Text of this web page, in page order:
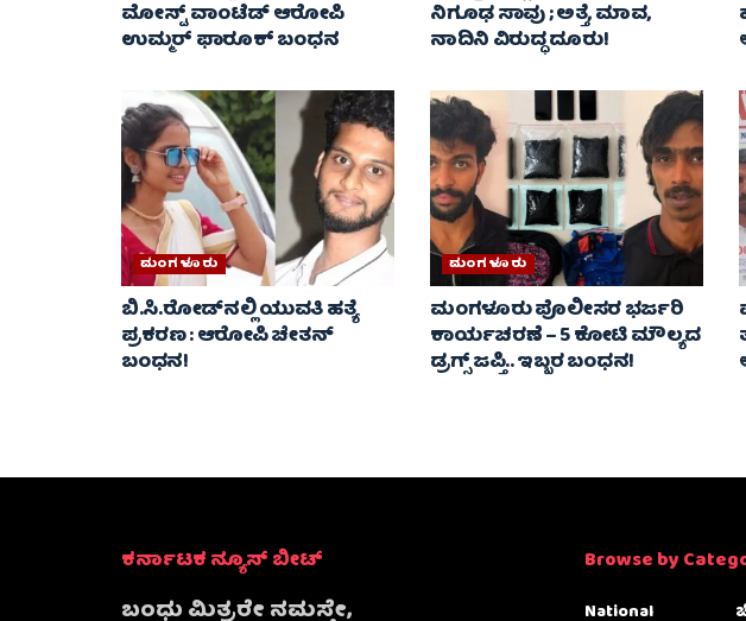
ಮೋಸ್ಟ್ ವಾಂಟೆಡ್‌ ಆರೋಪಿ
ಉಮ್ಮರ್ ಫಾರೂಕ್ ಬಂಧನ
ನಿಗೂಢ ಸಾವು ; ಅತ್ತೆ, ಮಾವ,
ನಾದಿನಿ ವಿರುದ್ಧ ದೂರು!
ಮಂಗಳೂರು
ಬಿ.ಸಿ.ರೋಡ್‌ನಲ್ಲಿ ಯುವತಿ ಹತ್ಯೆ
ಪ್ರಕರಣ : ಆರೋಪಿ ಚೇತನ್
ಬಂಧನ!
ಮಂಗಳೂರು
ಮಂಗಳೂರು ಪೊಲೀಸರ ಭರ್ಜರಿ
ಕಾರ್ಯಚರಣೆ – 5 ಕೋಟಿ ಮೌಲ್ಯದ
ಡ್ರಗ್ಸ್ ಜಪ್ತಿ.. ಇಬ್ಬರ ಬಂಧನ!
ಕರ್ನಾಟಕ ನ್ಯೂಸ್ ಬೀಟ್
ಬಂಧು ಮಿತ್ರರೇ ನಮಸ್ತೇ,
Browse by
National